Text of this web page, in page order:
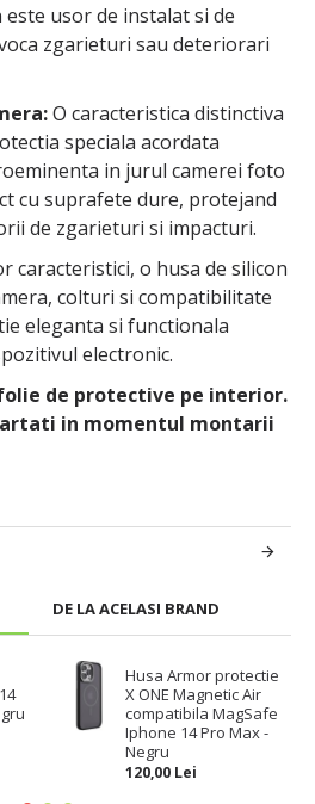
DE LA ACELASI BRAND
Husa Armor protectie
X ONE Magnetic Air
compatibila MagSafe
Iphone 14 Pro Max -
Negru
120,00 Lei
usor de instalat si de
zgarieturi sau deteriorari
O caracteristica distinctiva
speciala acordata
in jurul camerei foto
cu suprafete dure, protejand
de zgarieturi si impacturi.
caracteristici, o husa de silicon
colturi si compatibilitate
eleganta si functionala
electronic.
de protective pe interior.
in momentul montarii